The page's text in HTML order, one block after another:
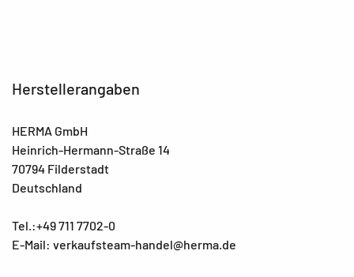
Herstellerangaben
HERMA GmbH
Heinrich-Hermann-Straße 14
70794 Filderstadt
Deutschland
Tel.:+49 711 7702-0
E-Mail: verkaufsteam-handel@herma.de